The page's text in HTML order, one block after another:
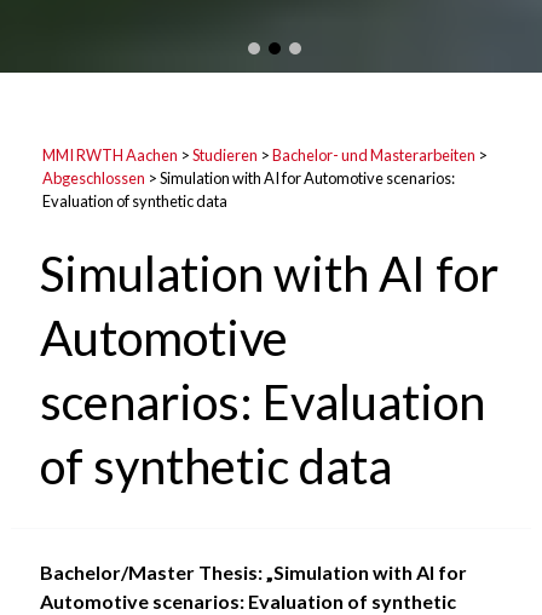
MMI RWTH Aachen >Studieren >Bachelor- und Masterarbeiten >
Abgeschlossen >Simulation with AI for Automotive scenarios:
Evaluation of synthetic data
Simulation with AI for
Automotive
scenarios: Evaluation
of synthetic data
Bachelor/Master Thesis: „Simulation with AI for
Automotive scenarios: Evaluation of synthetic